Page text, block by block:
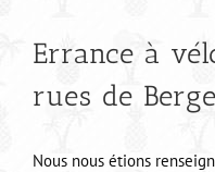
Errance à
rues de
Nous nous étions